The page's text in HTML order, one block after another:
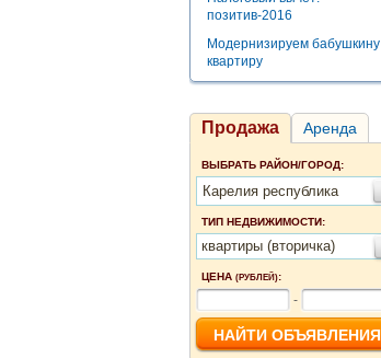
позитив-2016
Модернизируем бабушкину
квартиру
Продажа Аренда
ВЫБРАТЬ РАЙОН/ГОРОД:
Карелия республика
ТИП НЕДВИЖИМОСТИ:
квартиры (вторичка)
ЦЕНА (РУБЛЕЙ):
-